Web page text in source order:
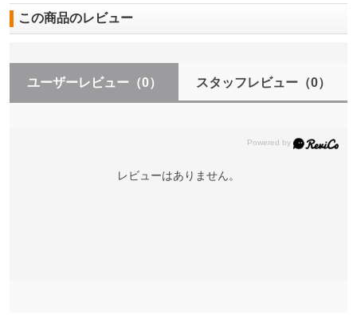
この商品のレビュー
ユーザーレビュー （0） スタッフレビュー（0）
レビューはありません。